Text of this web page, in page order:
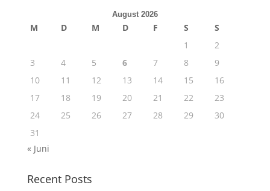
August 2026
M D M D F S
S
1
2
3
4 5 6 7 8
9
10
11 12 13 14 15
16
17
18 19 20 21 22
23
24
25 26 27 28 29
30
31
« Juni
Recent Posts